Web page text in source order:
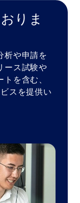
りま
析や申請を
ース試験や
を含む、
スを提供い